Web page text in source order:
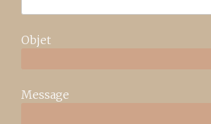
Objet
Message